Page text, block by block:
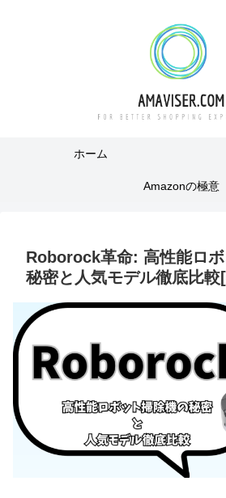
ホーム
Amazonの極意
Roborock革命: 高性能ロ
秘密と人気モデル徹底比較